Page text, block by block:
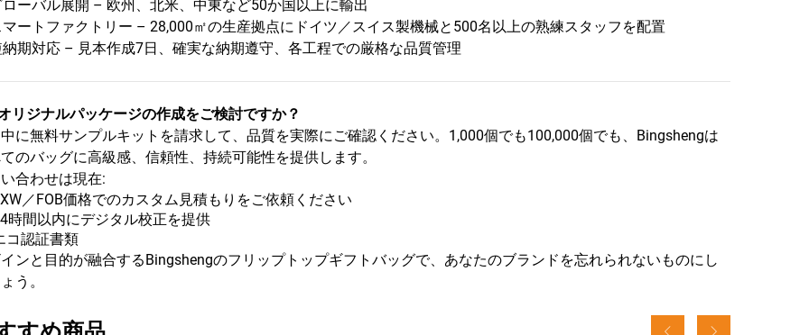
ローバル展開 – 欧州、北米、中東など50か国以上に輸出
マートファクトリー – 28,000㎡の生産拠点にドイツ／スイス製機械と500名以上の熟練スタッフを配置
納期対応 – 見本作成7日、確実な納期遵守、各工程での厳格な品質管理
リジナルパッケージの作成をご検討ですか？
に無料サンプルキットを請求して、品質を実際にご確認ください。1,000個でも100,000個でも、Bingshengは
のバッグに高級感、信頼性、持続可能性を提供します。
合わせは現在:
／FOB価格でのカスタム見積もりをご依頼ください
時間以内にデジタル校正を提供
コ認証書類
ンと目的が融合するBingshengのフリップトップギフトバッグで、あなたのブランドを忘れられないものにし
う。